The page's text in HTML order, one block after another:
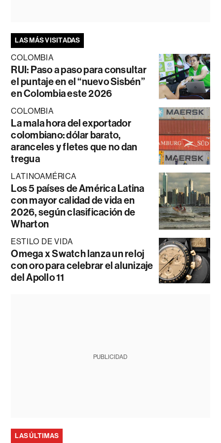
LAS MÁS VISITADAS
COLOMBIA
RUI: Paso a paso para consultar
el puntaje en el “nuevo Sisbén”
en Colombia este 2026
COLOMBIA
La mala hora del exportador
colombiano: dólar barato,
aranceles y fletes que no dan
tregua
LATINOAMÉRICA
Los 5 países de América Latina
con mayor calidad de vida en
2026, según clasificación de
Wharton
ESTILO DE VIDA
Omega x Swatch lanza un reloj
con oro para celebrar el alunizaje
del Apollo 11
PUBLICIDAD
LAS ÚLTIMAS